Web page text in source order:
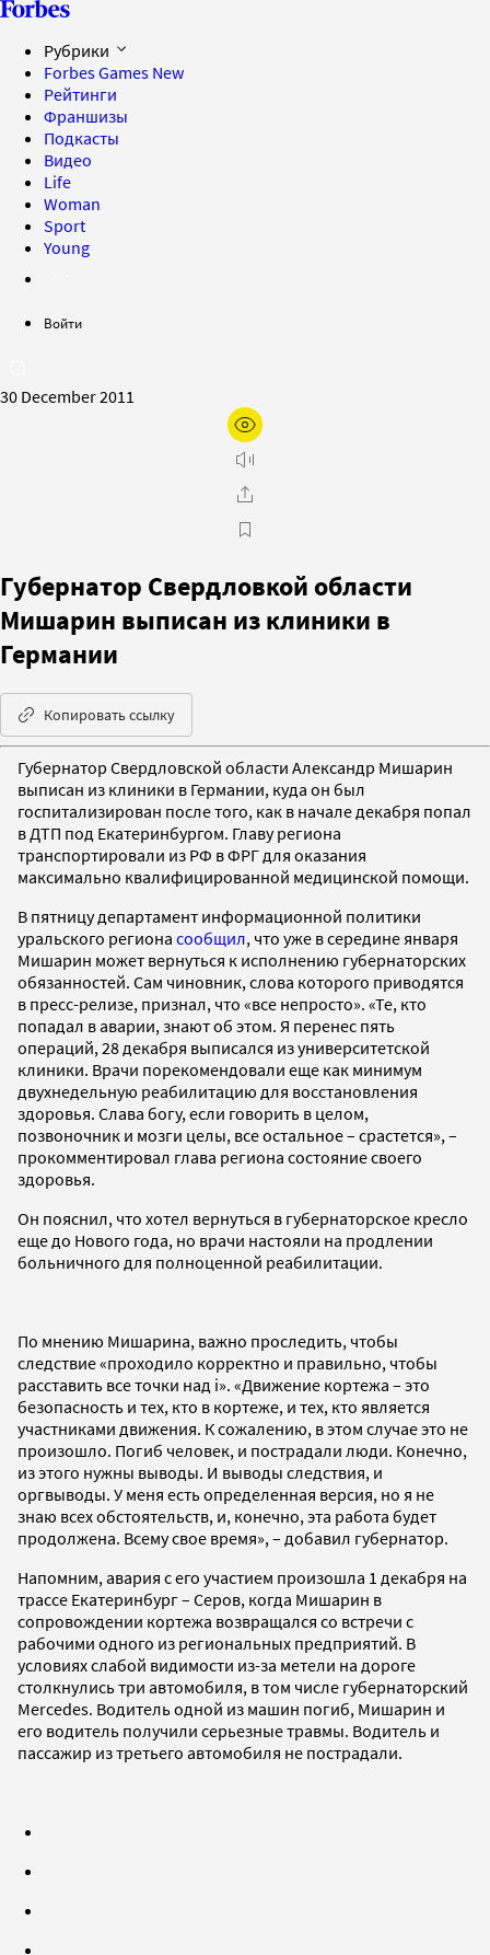
Рубрики
Forbes Games New
Рейтинги
Франшизы
Подкасты
Видео
Life
Woman
Sport
Young
Войти
30 December 2011
Губернатор Свердловкой области
Мишарин выписан из клиники в
Германии
Копировать ссылку
Губернатор Свердловской области Александр Мишарин
выписан из клиники в Германии, куда он был
госпитализирован после того, как в начале декабря попал
в ДТП под Екатеринбургом. Главу региона
транспортировали из РФ в ФРГ для оказания
максимально квалифицированной медицинской помощи.
В пятницу департамент информационной политики
уральского региона сообщил, что уже в середине января
Мишарин может вернуться к исполнению губернаторских
обязанностей. Сам чиновник, слова которого приводятся
в пресс-релизе, признал, что «все непросто». «Те, кто
попадал в аварии, знают об этом. Я перенес пять
операций, 28 декабря выписался из университетской
клиники. Врачи порекомендовали еще как минимум
двухнедельную реабилитацию для восстановления
здоровья. Слава богу, если говорить в целом,
позвоночник и мозги целы, все остальное – срастется», –
прокомментировал глава региона состояние своего
здоровья.
Он пояснил, что хотел вернуться в губернаторское кресло
еще до Нового года, но врачи настояли на продлении
больничного для полноценной реабилитации.
По мнению Мишарина, важно проследить, чтобы
следствие «проходило корректно и правильно, чтобы
расставить все точки над i». «Движение кортежа – это
безопасность и тех, кто в кортеже, и тех, кто является
участниками движения. К сожалению, в этом случае это не
произошло. Погиб человек, и пострадали люди. Конечно,
из этого нужны выводы. И выводы следствия, и
оргвыводы. У меня есть определенная версия, но я не
знаю всех обстоятельств, и, конечно, эта работа будет
продолжена. Всему свое время», – добавил губернатор.
Напомним, авария с его участием произошла 1 декабря на
трассе Екатеринбург – Серов, когда Мишарин в
сопровождении кортежа возвращался со встречи с
рабочими одного из региональных предприятий. В
условиях слабой видимости из-за метели на дороге
столкнулись три автомобиля, в том числе губернаторский
Mercedes. Водитель одной из машин погиб, Мишарин и
его водитель получили серьезные травмы. Водитель и
пассажир из третьего автомобиля не пострадали.